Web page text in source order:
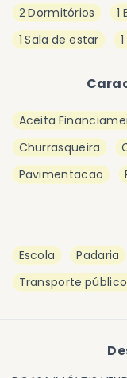
2 Dormitórios 1
1 Sala de estar
Aceita
Churrasqueira
Pavimentacao
Escola Padaria
Transporte público